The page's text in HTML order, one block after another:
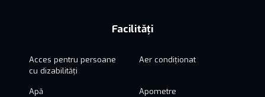
Facilități
Acces pentru persoane
cu dizabilități
Aer condiționat
Apă Apometre